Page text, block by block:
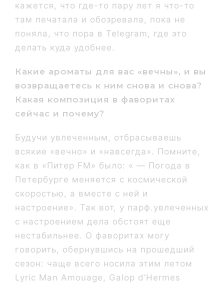
кажется, что где-то пару лет я что-то
там печатала и обозревала, пока не
поняла, что пора в Telegram, где это
делать куда удобнее.
Какие ароматы для вас «вечны», и вы
возвращаетесь к ним снова и снова?
Какая композиция в фаворитах
сейчас и почему?
Будучи увлеченным, отбрасываешь
всякие «вечно» и «навсегда». Помните,
как в «Питер FM» было: « — Погода в
Петербурге меняется с космической
скоростью, а вместе с ней и
настроение». Так вот, у парф.увлеченных
с настроением дела обстоят еще
нестабильнее. О фаворитах могу
говорить, обернувшись на прошедший
сезон: чаще всего носила этим летом
Lyric Man Amouage, Galop d’Hermes